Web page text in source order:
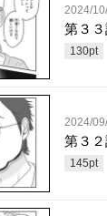
2024/
第３
130pt
2024/
第３
145pt